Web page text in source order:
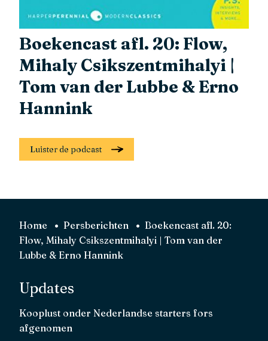
Boekencast afl. 20: Flow,
Mihaly Csikszentmihalyi |
Tom van der Lubbe & Erno
Hannink
Luister de podcast
Home Persberichten
Boekencast afl. 20:
Flow, Mihaly Csikszentmihalyi | Tom van der
Lubbe & Erno Hannink
Updates
Kooplust onder Nederlandse starters fors
afgenomen